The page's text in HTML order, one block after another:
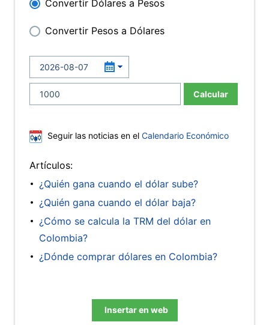
Convertir Dólares a Pesos
Convertir Pesos a Dólares
Calcular
Seguir las noticias en el Calendario Económico
Artículos:
¿Quién gana cuando el dólar sube?
¿Quién gana cuando el dólar baja?
¿Cómo se calcula la TRM del dólar en
Colombia?
¿Dónde comprar dólares en Colombia?
Insertar en web